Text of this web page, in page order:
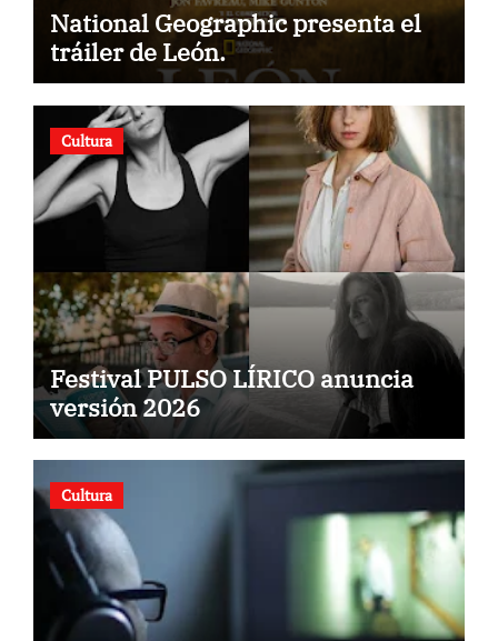
National Geographic presenta el
tráiler de León.
Cultura
Festival PULSO LÍRICO anuncia
versión 2026
Cultura